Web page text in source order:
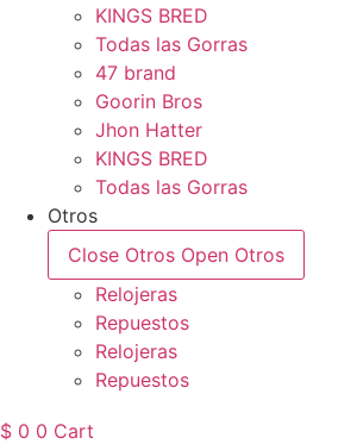
KINGS BRED
Todas las Gorras
47 brand
Goorin Bros
Jhon Hatter
KINGS BRED
Todas las Gorras
Otros
Close Otros Open Otros
Relojeras
Repuestos
Relojeras
Repuestos
$ 0 0 Cart